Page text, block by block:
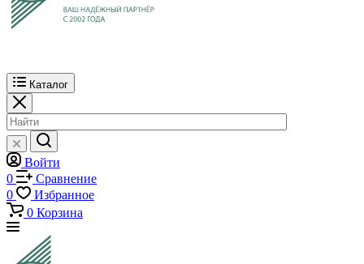
Каталог
Войти
0
Сравнение
0
Избранное
0 Корзина